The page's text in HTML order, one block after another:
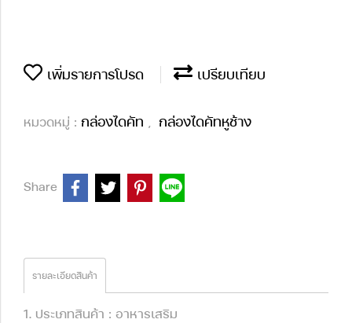
เพิ่มรายการโปรด เปรียบเทียบ
หมวดหมู่ : กล่องไดคัท , กล่องไดคัทหูช้าง
Share
รายละเอียดสินค้า
1. ประเภทสินค้า : อาหารเสริม